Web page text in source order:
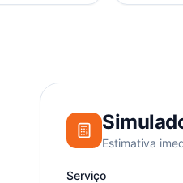
Estimativa
Serviço